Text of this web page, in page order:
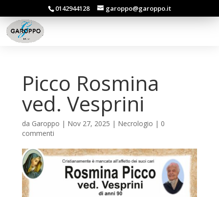
0142944128 garoppo@garoppo.it
Picco Rosmina
ved. Vesprini
da Garoppo | Nov 27, 2025 | Necrologio | 0
commenti